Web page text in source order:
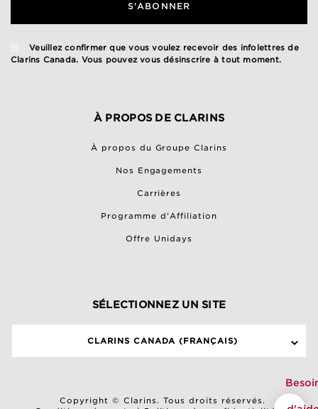
S'ABONNER
Veuillez confirmer que vous voulez recevoir des infolettres de
Clarins Canada. Vous pouvez vous désinscrire à tout moment.
À PROPOS DE CLARINS
À propos du Groupe Clarins
Nos Engagements
Carrières
Programme d'Affiliation
Offre Unidays
SÉLECTIONNEZ UN SITE
CLARINS CANADA (FRANÇAIS)
Copyright © Clarins. Tous droits réservés.